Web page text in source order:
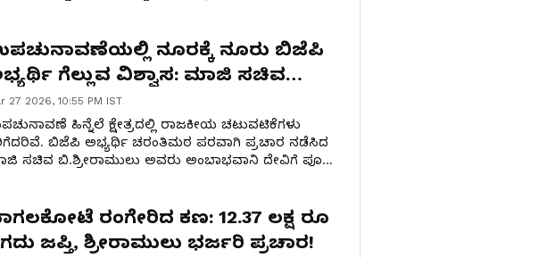
ನೂರಕ್ಕೆ ನೂರು ಬಿಜೆಪಿ
ಗೆಲ್ಲುವ ವಿಶ್ವಾಸ: ಮಾಜಿ ಸಚಿವ
27 2026, 10:55 PM IST
ಹಿನ್ನೆಲೆ ಕ್ಷೇತ್ರದಲ್ಲಿ ರಾಜಕೀಯ ಚಟುವಟಿಕೆಗಳು
ಬಿಜೆಪಿ ಅಭ್ಯರ್ಥಿ ಚರಂತಿಮಠ ಪರವಾಗಿ ಪ್ರಚಾರ ನಡೆಸಿದ
ಸಚಿವ ಬಿ.ಶ್ರೀರಾಮುಲು ಅವರು ಅಂಬಾಭವಾನಿ ದೇವಿಗೆ ಪೂಜೆ
ರಂಗೇರಿದ ಕಣ: 12.37 ಲಕ್ಷ ರೂ
ಜಪ್ತಿ, ಶ್ರೀರಾಮುಲು ಭರ್ಜರಿ ಪ್ರಚಾರ!